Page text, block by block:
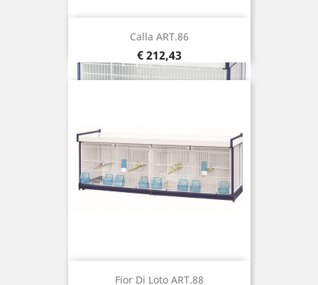
Calla ART.86
Prijs
€ 212,43
Fior Di Loto ART.88